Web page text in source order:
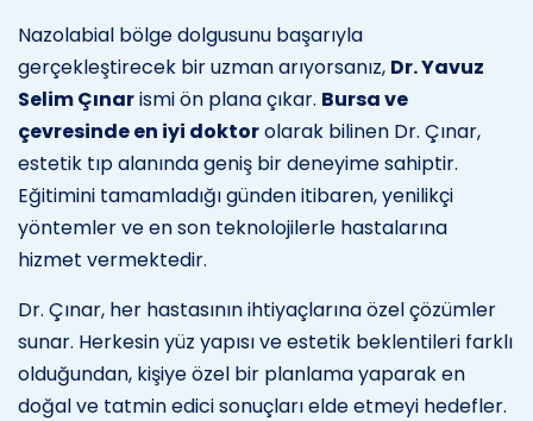
Nazolabial bölge dolgusunu başarıyla
gerçekleştirecek bir uzman arıyorsanız, Dr. Yavuz
Selim Çınarismi ön plana çıkar. Bursa ve
çevresinde en iyi doktorolarak bilinen Dr. Çınar,
estetik tıp alanında geniş bir deneyime sahiptir.
Eğitimini tamamladığı günden itibaren, yenilikçi
yöntemler ve en son teknolojilerle hastalarına
hizmet vermektedir.
Dr. Çınar, her hastasının ihtiyaçlarına özel çözümler
sunar. Herkesin yüz yapısı ve estetik beklentileri farklı
olduğundan, kişiye özel bir planlama yaparak en
doğal ve tatmin edici sonuçları elde etmeyi hedefler.